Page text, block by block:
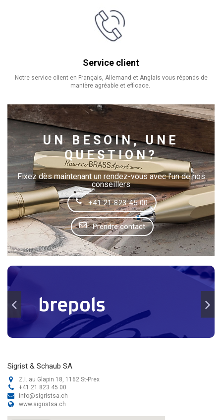
Service client
Notre service client en Français, Allemand et Anglais vous réponds de
manière agréable et efficace.
UN BESOIN, UNE
QUESTION?
Fixez dès maintenant un rendez-vous avec l'un de nos
conseillers
+41 21 823 45 00
Prendre contact
Sigrist & Schaub SA
Z.I. au Glapin 18, 1162 St-Prex
+41 21 823 45 00
info@sigristsa.ch
www.sigristsa.ch